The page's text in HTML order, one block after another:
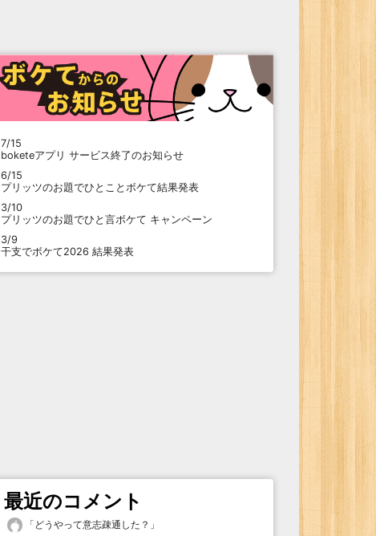
7/15
boketeアプリ サービス終了のお知らせ
6/15
プリッツのお題でひとことボケて結果発表
3/10
プリッツのお題でひと言ボケて キャンペーン
3/9
干支でボケて2026 結果発表
最近のコメント
「 どうやって意志疎通した？ 」